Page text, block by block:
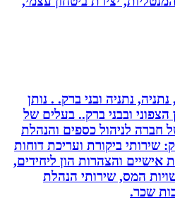
נתניה ובני ברק. . נותן
ובבני ברק.. בעלים של
לניהול כספים והנהלת
ביקורת ועריכת דוחות
והצהרות הון ליחידים,
המס, שירותי הנהלת